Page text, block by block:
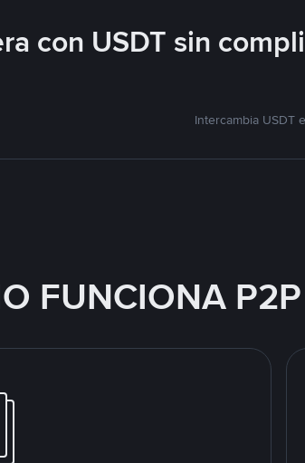
con USDT sin
Intercambia USDT
FUNCIONA P2P